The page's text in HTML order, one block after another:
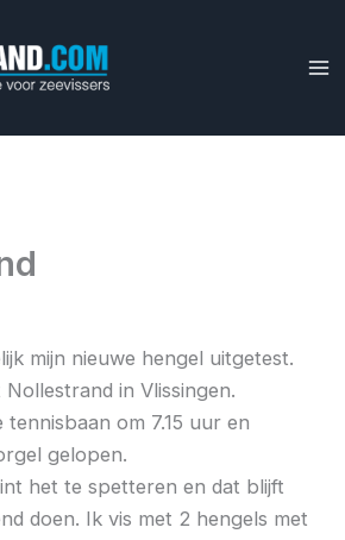
mijn nieuwe hengel uitgetest.
in Vlissingen.
tennisbaan om 7.15 uur en
gelopen.
het te spetteren en dat blijft
doen. Ik vis met 2 hengels met